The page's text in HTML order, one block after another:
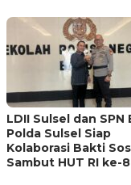
LDII Sulsel dan SPN
Polda Sulsel Siap
Kolaborasi Bakti
Sambut HUT RI ke-